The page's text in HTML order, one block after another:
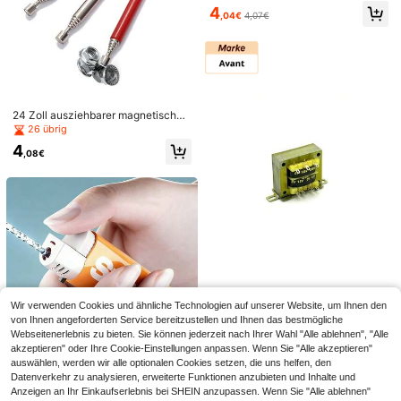
24 Zoll ausziehbarer magnetischer
Greifwerkzeug mit Clip - Starker M
agnet Greifwerkzeug für Mechanik
er, Heimwerker, Werkstatt & Garag
& Väter
26 übrig
4 ,08€
NEW 1 Stück realistisch aussehend
e Feuerzeug-förmige Wasserpistol
-1 Bieröffner Überlebens-Karte, Kre
tifunktions-Werkzeug Geschenk für
Männer & taktische Überlebens-Ga
dgets
4 ,04€ 4,07€
Avant
Avant Transformers
16,88€ -5% 17,77€
Wir verwenden Cookies und ähnliche Technologien auf unserer Website, um Ihnen den
von Ihnen angeforderten Service bereitzustellen und Ihnen das bestmögliche
Webseitenerlebnis zu bieten. Sie können jederzeit nach Ihrer Wahl "Alle ablehnen", "Alle
akzeptieren" oder Ihre Cookie-Einstellungen anpassen. Wenn Sie "Alle akzeptieren"
auswählen, werden wir alle optionalen Cookies setzen, die uns helfen, den
Datenverkehr zu analysieren, erweiterte Funktionen anzubieten und Inhalte und
Anzeigen an Ihr Einkaufserlebnis bei SHEIN anzupassen. Wenn Sie "Alle ablehnen"